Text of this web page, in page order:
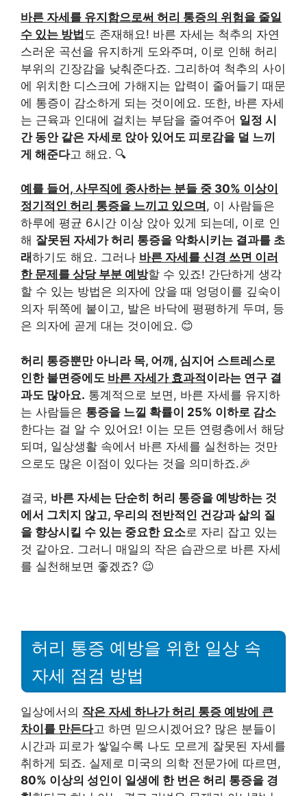
바른 자세를 유지함으로써 허리 통증의 위험을 줄일
수 있는 방법 도 존재해요! 바른 자세는 척추의 자연
스러운 곡선을 유지하게 도와주며, 이로 인해 허리
부위의 긴장감을 낮춰준다죠. 그리하여 척추의 사이
에 위치한 디스크에 가해지는 압력이 줄어들기 때문
에 통증이 감소하게 되는 것이에요. 또한, 바른 자세
는 근육과 인대에 걸치는 부담을 줄여주어 일정 시
간 동안 같은 자세로 앉아 있어도 피로감을 덜 느끼
게 해준다고 해요. 🔍
예를 들어, 사무직에 종사하는 분들 중 30% 이상이
정기적인 허리 통증을 느끼고 있으며 , 이 사람들은
하루에 평균 6시간 이상 앉아 있게 되는데, 이로 인
해 잘못된 자세가 허리 통증을 악화시키는 결과를 초
래하기도 해요. 그러나 바른 자세를 신경 쓰면 이러
한 문제를 상당 부분 예방할 수 있죠! 간단하게 생각
할 수 있는 방법은 의자에 앉을 때 엉덩이를 깊숙이
의자 뒤쪽에 붙이고, 발은 바닥에 평평하게 두며, 등
은 의자에 곧게 대는 것이에요. 😊
허리 통증뿐만 아니라 목, 어깨, 심지어 스트레스로
인한 불면증에도 바른 자세가 효과적이라는 연구 결
과도 많아요. 통계적으로 보면, 바른 자세를 유지하
는 사람들은 통증을 느낄 확률이 25% 이하로 감소
한다는 걸 알 수 있어요! 이는 모든 연령층에서 해당
되며, 일상생활 속에서 바른 자세를 실천하는 것만
으로도 많은 이점이 있다는 것을 의미하죠.🎉
결국, 바른 자세는 단순히 허리 통증을 예방하는 것
에서 그치지 않고, 우리의 전반적인 건강과 삶의 질
을 향상시킬 수 있는 중요한 요소로 자리 잡고 있는
것 같아요. 그러니 매일의 작은 습관으로 바른 자세
를 실천해보면 좋겠죠? 😉
허리 통증 예방을 위한 일상 속
자세 점검 방법
일상에서의 작은 자세 하나가 허리 통증 예방에 큰
차이를 만든다고 하면 믿으시겠어요? 많은 분들이
시간과 피로가 쌓일수록 나도 모르게 잘못된 자세를
취하게 되죠. 실제로 미국의 의학 전문가에 따르면,
80% 이상의 성인이 일생에 한 번은 허리 통증을 경